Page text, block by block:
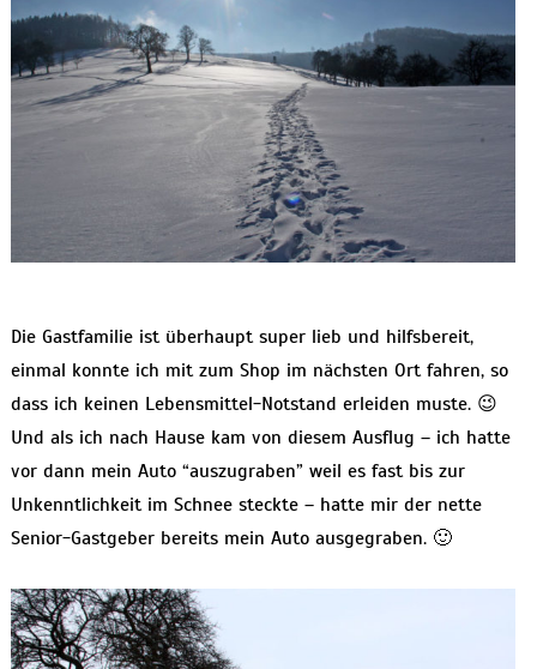
Die Gastfamilie ist überhaupt super lieb und hilfsbereit,
einmal konnte ich mit zum Shop im nächsten Ort fahren, so
dass ich keinen Lebensmittel-Notstand erleiden muste. 😉
Und als ich nach Hause kam von diesem Ausflug – ich hatte
vor dann mein Auto “auszugraben” weil es fast bis zur
Unkenntlichkeit im Schnee steckte – hatte mir der nette
Senior-Gastgeber bereits mein Auto ausgegraben. 🙂